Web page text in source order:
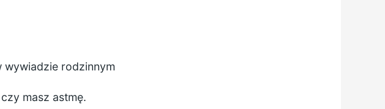
wywiadzie rodzinnym
masz astmę.